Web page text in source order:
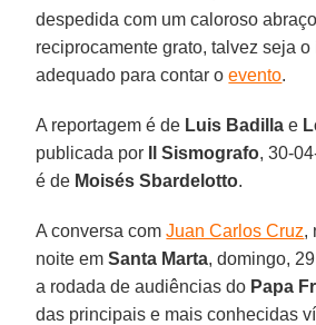
despedida com um caloroso
reciprocamente grato, talvez seja
adequado para contar oevento.
A reportagem é de Luis Badilla e
publicada por
Il Sismografo, 30-
é de Moisés Sbardelotto.
A conversa comJuan Carlos Cruz,
noite emSanta Marta, domingo,
a rodada de audiências do Papa
das principais e mais conhecidas